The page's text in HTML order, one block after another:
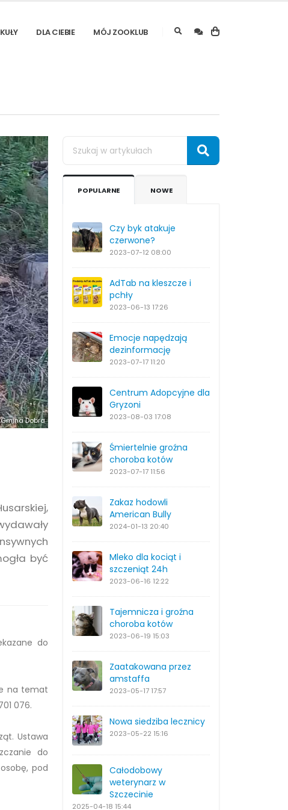
DLA CIEBIE MÓJ ZOOKLUB
POPULARNE NOWE
Czy byk atakuje
czerwone?
2023-07-12 08:00
AdTab na kleszcze i
pchły
2023-06-13 17:26
Emocje napędzają
dezinformację
2023-07-17 11:20
Centrum Adopcyjne dla
Gryzoni
2023-08-03 17:08
Śmiertelnie groźna
choroba kotów
2023-07-17 11:56
Zakaz hodowli
American Bully
2024-01-13 20:40
Mleko dla kociąt i
szczeniąt 24h
2023-06-16 12:22
Tajemnicza i groźna
choroba kotów
2023-06-19 15:03
Zaatakowana przez
amstaffa
2023-05-17 17:57
Nowa siedziba lecznicy
2023-05-22 15:16
Całodobowy
weterynarz w
Szczecinie
2025-04-18 15:44
Gmina Dobra
być
do
na temat
076.
Ustawa
do
pod